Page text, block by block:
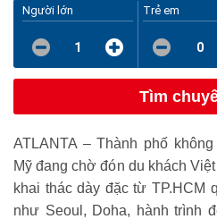
Người lớn
1
Trẻ em
0
Tìm
ATLANTA – Thành phố
Mỹ đang chờ đón du khách
khai thác dày đặc từ TP.HCM
như Seoul, Doha, hành trình